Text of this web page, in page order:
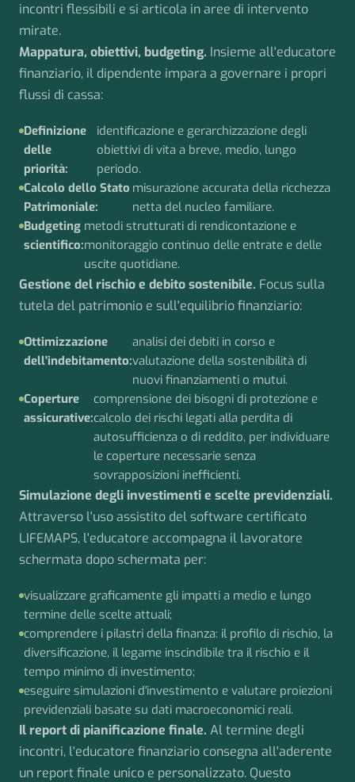
incontri flessibili e si articola in aree di intervento
mirate.
Mappatura, obiettivi, budgeting. Insieme all'educatore
finanziario, il dipendente impara a governare i propri
flussi di cassa:
Definizione
delle
priorità:
identificazione e gerarchizzazione degli
obiettivi di vita a breve, medio, lungo
periodo.
Calcolo dello Stato
Patrimoniale:
misurazione accurata della ricchezza
netta del nucleo familiare.
Budgeting
scientifico:
metodi strutturati di rendicontazione e
monitoraggio continuo delle entrate e delle
uscite quotidiane.
Gestione del rischio e debito sostenibile. Focus sulla
tutela del patrimonio e sull'equilibrio finanziario:
Ottimizzazione
dell'indebitamento:
analisi dei debiti in corso e
valutazione della sostenibilità di
nuovi finanziamenti o mutui.
Coperture
assicurative:
comprensione dei bisogni di protezione e
calcolo dei rischi legati alla perdita di
autosufficienza o di reddito, per individuare
le coperture necessarie senza
sovrapposizioni inefficienti.
Simulazione degli investimenti e scelte previdenziali.
Attraverso l'uso assistito del software certificato
LIFEMAPS, l'educatore accompagna il lavoratore
schermata dopo schermata per:
visualizzare graficamente gli impatti a medio e lungo
termine delle scelte attuali;
comprendere i pilastri della finanza: il profilo di rischio, la
diversificazione, il legame inscindibile tra il rischio e il
tempo minimo di investimento;
eseguire simulazioni d'investimento e valutare proiezioni
previdenziali basate su dati macroeconomici reali.
Il report di pianificazione finale. Al termine degli
incontri, l'educatore finanziario consegna all'aderente
un report finale unico e personalizzato. Questo